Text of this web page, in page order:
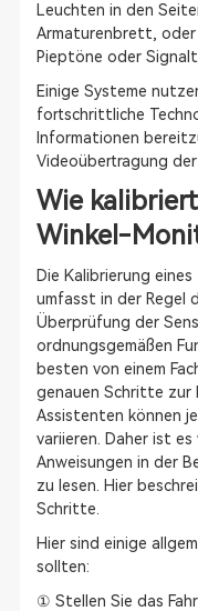
Leuchten in den
Armaturenbrett, oder
Pieptöne oder
Einige Systeme
fortschrittliche
Informationen
Videoübertragung
Wie
Winkel-
Die Kalibrierung
umfasst in der Regel
Überprüfung der
ordnungsgemäßen
besten von einem
genauen Schritte zur
Assistenten können
variieren. Daher ist
Anweisungen in der
zu lesen. Hier
Schritte.
Hier sind einige
sollten:
① Stellen Sie das